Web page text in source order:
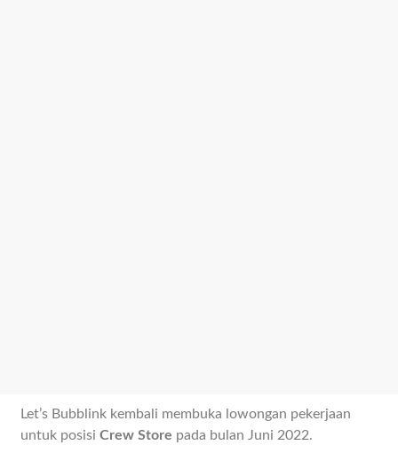
Let’s Bubblink kembali membuka lowongan pekerjaan
untuk posisiCrew Store pada bulan Juni 2022.